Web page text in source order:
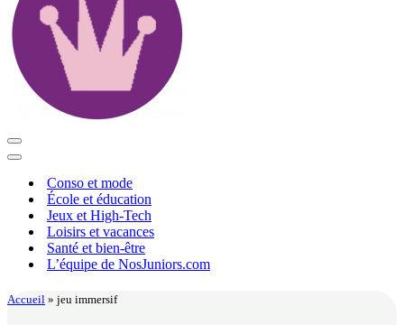
Menu
de
Menu
navigationConso et mode
École et éducation
Jeux et High-Tech
Loisirs et vacances
Santé et bien-être
L’équipe de NosJuniors.com
Accueil » jeu immersif